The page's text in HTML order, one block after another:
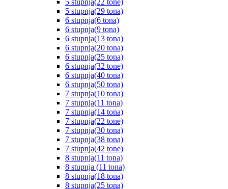
5 stupnja(22 tone)
5 stupnja(29 tona)
6 stupnja(6 tona)
6 stupnja(9 tona)
6 stupnja(13 tona)
6 stupnja(20 tona)
6 stupnja(25 tona)
6 stupnja(32 tone)
6 stupnja(40 tona)
6 stupnja(50 tona)
7 stupnja(10 tona)
7 stupnja(11 tona)
7 stupnja(14 tona)
7 stupnja(22 tone)
7 stupnja(30 tona)
7 stupnja(38 tona)
7 stupnja(42 tone)
8 stupnja(11 tona)
8 stupnja (11 tona)
8 stupnja(18 tona)
8 stupnja(25 tona)